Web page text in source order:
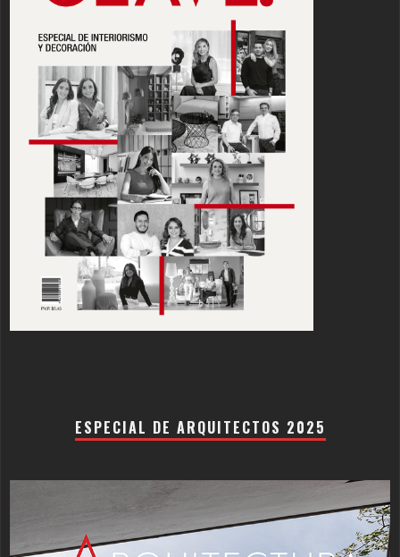
ESPECIAL DE ARQUITECTOS 2025